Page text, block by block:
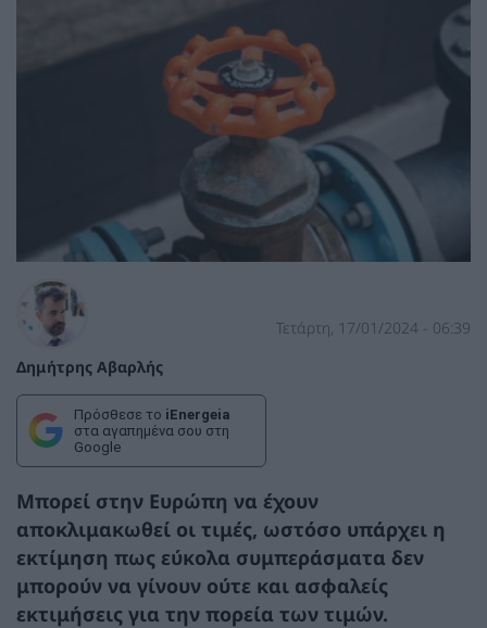
Δημήτρης Αβαρλής
Τετάρτη, 17/01/2024 - 06:39
Πρόσθεσε το iEnergeia
στα αγαπημένα σου στη
Google
Μπορεί στην Ευρώπη να έχουν
αποκλιμακωθεί οι τιμές, ωστόσο υπάρχει η
εκτίμηση πως εύκολα συμπεράσματα δεν
μπορούν να γίνουν ούτε και ασφαλείς
εκτιμήσεις για την πορεία των τιμών.